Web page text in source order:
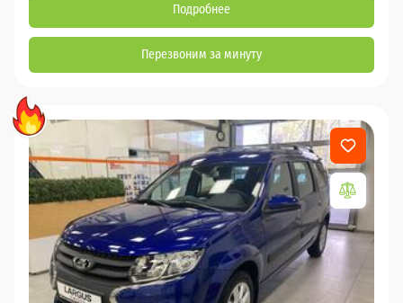
Подробнее
Перезвоним за минуту